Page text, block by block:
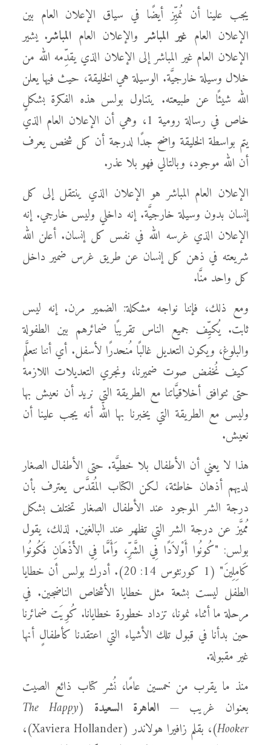
يجب علينا أن نُميِّز أيضًا في سياق الإعلان العام بين
الإعلان العام غير المباشروالإعلان العام المباشر. يشير
الإعلان العام غير المباشر إلى الإعلان الذي يقدِّمه الله من
خلال وسيلة خارجيَّة. الوسيلة هي الخليقة، حيث فيها يعلن
الله شيئًا عن طبيعته. يتناول بولس هذه الفكرة بشكلٍ
خاص في رسالة رومية 1، وهي أن الإعلان العام الذي
يتم بواسطة الخليقة واضح جدًا لدرجة أن كل شخص يعرف
أن الله موجود، وبالتالي فهو بلا عذر.
الإعلان العام المباشر هو الإعلان الذي ينتقل إلى كل
إنسان بدون وسيلة خارجيَّة. إنه داخلي وليس خارجي. إنه
الإعلان الذي غرسه الله في نفس كل إنسان. أعلن الله
شريعته في ذهن كل إنسان عن طريق غرس ضمير داخل
كل واحد منَّا.
ومع ذلك، فإننا نواجه مشكلة: الضمير مرن. إنه ليس
ثابت. يُكيِّف جميع الناس تقريبًا ضمائرهم بين الطفولة
والبلوغ، ويكون التعديل غالبًا مُنحدرًا لأسفل. أي أننا نتعلَّم
كيف نُخفض صوت ضميرنا، ونجري التعديلات اللازمة
حتى تتوافق أخلاقيَّاتنا مع الطريقة التي نريد أن نعيش بها
وليس مع الطريقة التي يخبرنا بها الله أنه يجب علينا أن
نعيش.
هذا لا يعني أن الأطفال بلا خطيَّة. حتى الأطفال الصغار
لديهم أذهان خاطئة، لكن الكتاب المُقدَّس يعترف بأن
درجة الشر الموجود عند الأطفال الصغار تختلف بشكل
مُميَّز عن درجة الشر التي تظهر عند البالغين. لذلك، يقول
بولس: "كُونُوا أَوْلاَدًا فِي الشَّرِّ، وَأَمَّا فِي الأَذْهَانِ فَكُونُوا
كَامِلِينَ" (1 كورنثوس 14: 20). أدرك بولس أن خطايا
الطفل ليست بشعة مثل خطايا الأشخاص الناضجين. في
مرحلة ما أثناء نمونا، تزداد خطورة خطايانا. كُوِيَت ضمائرنا
حين بدأنا في قبول تلك الأشياء التي اعتقدنا كأطفالٍ أنها
غير مقبولة.
منذ ما يقرب من خمسين عامًا، نُشر كتاب ذائع الصيت
بعنوان غريب — العاهرة السعيدة (
The Happy
Hooker
)، بقلم زافيرا هولاندر (Xaviera Hollander)،